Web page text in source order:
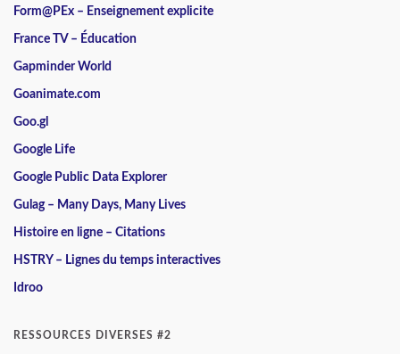
Form@PEx – Enseignement explicite
France TV – Éducation
Gapminder World
Goanimate.com
Goo.gl
Google Life
Google Public Data Explorer
Gulag – Many Days, Many Lives
Histoire en ligne – Citations
HSTRY – Lignes du temps interactives
Idroo
RESSOURCES DIVERSES #2